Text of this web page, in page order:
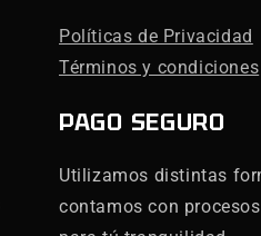
Políticas de Privacidad
Términos y condiciones
PAGO SEGURO
Utilizamos distintas
contamos con